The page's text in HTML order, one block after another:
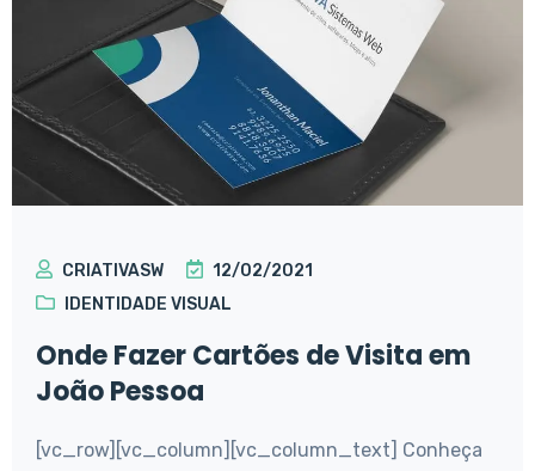
CRIATIVASW
12/02/2021
IDENTIDADE VISUAL
Onde Fazer Cartões de Visita em
João Pessoa
[vc_row][vc_column][vc_column_text] Conheça